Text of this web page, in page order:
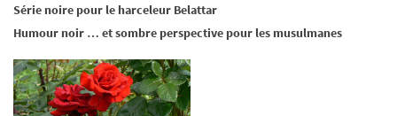
Série noire pour le harceleur Belattar
Humour noir … et sombre perspective pour les musulmanes